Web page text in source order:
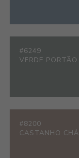
#6249
VERDE PORTÃO
#8200
CASTANHO CHÁ